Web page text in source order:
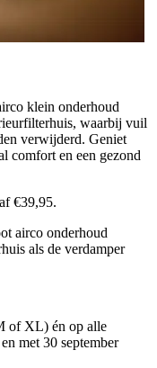
klein onderhoud
waarbij vuil
verwijderd. Geniet
comfort en een gezond
€39,95.
airco onderhoud
als de verdamper
of XL) én op alle
met 30 september